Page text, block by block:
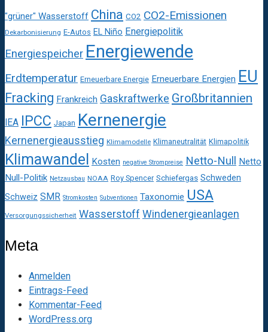
"grüner" Wasserstoff China CO2 CO2-Emissionen
Dekarbonisierung E-Autos EL Niño Energiepolitik
Energiespeicher Energiewende
Erdtemperatur Erneuerbare Energie Erneuerbare Energien EU
Fracking Frankreich Gaskraftwerke Großbritannien
IEA IPCC Japan Kernenergie
Kernenergieausstieg Klimamodelle Klimaneutralität Klimapolitik
Klimawandel Kosten negative Strompreise Netto-Null Netto
Null-Politik Netzausbau NOAA Roy Spencer Schiefergas Schweden
Schweiz SMR Stromkosten Subventionen Taxonomie USA
Versorgungssicherheit Wasserstoff Windenergieanlagen
Meta
Anmelden
Eintrags-Feed
Kommentar-Feed
WordPress.org